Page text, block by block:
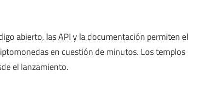
abierto, las API y la documentación permiten el
en cuestión de minutos. Los templos
el lanzamiento.